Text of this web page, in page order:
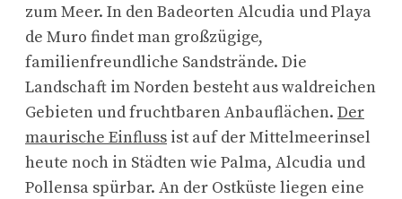
zum Meer. In den Badeorten Alcudia und Playa
de Muro findet man großzügige,
familienfreundliche Sandstrände. Die
Landschaft im Norden besteht aus waldreichen
Gebieten und fruchtbaren Anbauflächen. Der
maurische Einfluss ist auf der Mittelmeerinsel
heute noch in Städten wie Palma, Alcudia und
Pollensa spürbar. An der Ostküste liegen eine